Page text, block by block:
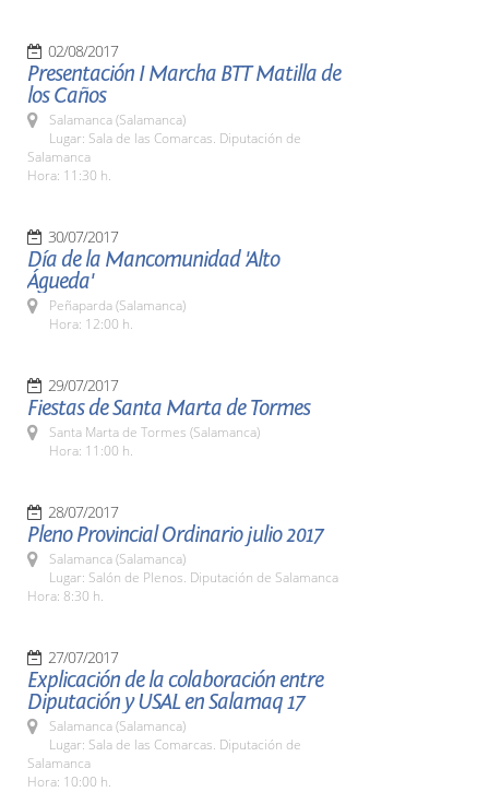
02/08/2017
Presentación I Marcha BTT Matilla de
los Caños
Salamanca (Salamanca)
Lugar: Sala de las Comarcas. Diputación de
Salamanca
Hora: 11:30 h.
30/07/2017
Día de la Mancomunidad 'Alto
Águeda'
Peñaparda (Salamanca)
Hora: 12:00 h.
29/07/2017
Fiestas de Santa Marta de Tormes
Santa Marta de Tormes (Salamanca)
Hora: 11:00 h.
28/07/2017
Pleno Provincial Ordinario julio 2017
Salamanca (Salamanca)
Lugar: Salón de Plenos. Diputación de Salamanca
Hora: 8:30 h.
27/07/2017
Explicación de la colaboración entre
Diputación y USAL en Salamaq 17
Salamanca (Salamanca)
Lugar: Sala de las Comarcas. Diputación de
Salamanca
Hora: 10:00 h.